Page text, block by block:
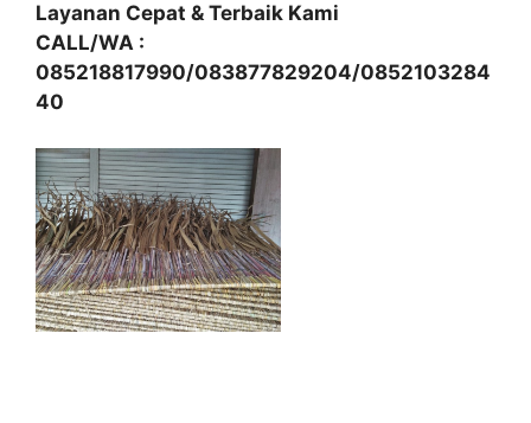
Layanan Cepat & Terbaik Kami
CALL/WA :
085218817990/083877829204/0852103284
40